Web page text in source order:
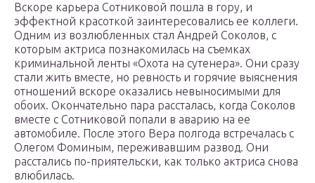
Вскоре карьера Сотниковой пошла в гору, и
эффектной красоткой заинтересовались ее коллеги.
Одним из возлюбленных стал Андрей Соколов, с
которым актриса познакомилась на съемках
криминальной ленты «Охота на сутенера». Они сразу
стали жить вместе, но ревность и горячие выяснения
отношений вскоре оказались невыносимыми для
обоих. Окончательно пара рассталась, когда Соколов
вместе с Сотниковой попали в аварию на ее
автомобиле. После этого Вера полгода встречалась с
Олегом Фоминым, переживавшим развод. Они
расстались по-приятельски, как только актриса снова
влюбилась.